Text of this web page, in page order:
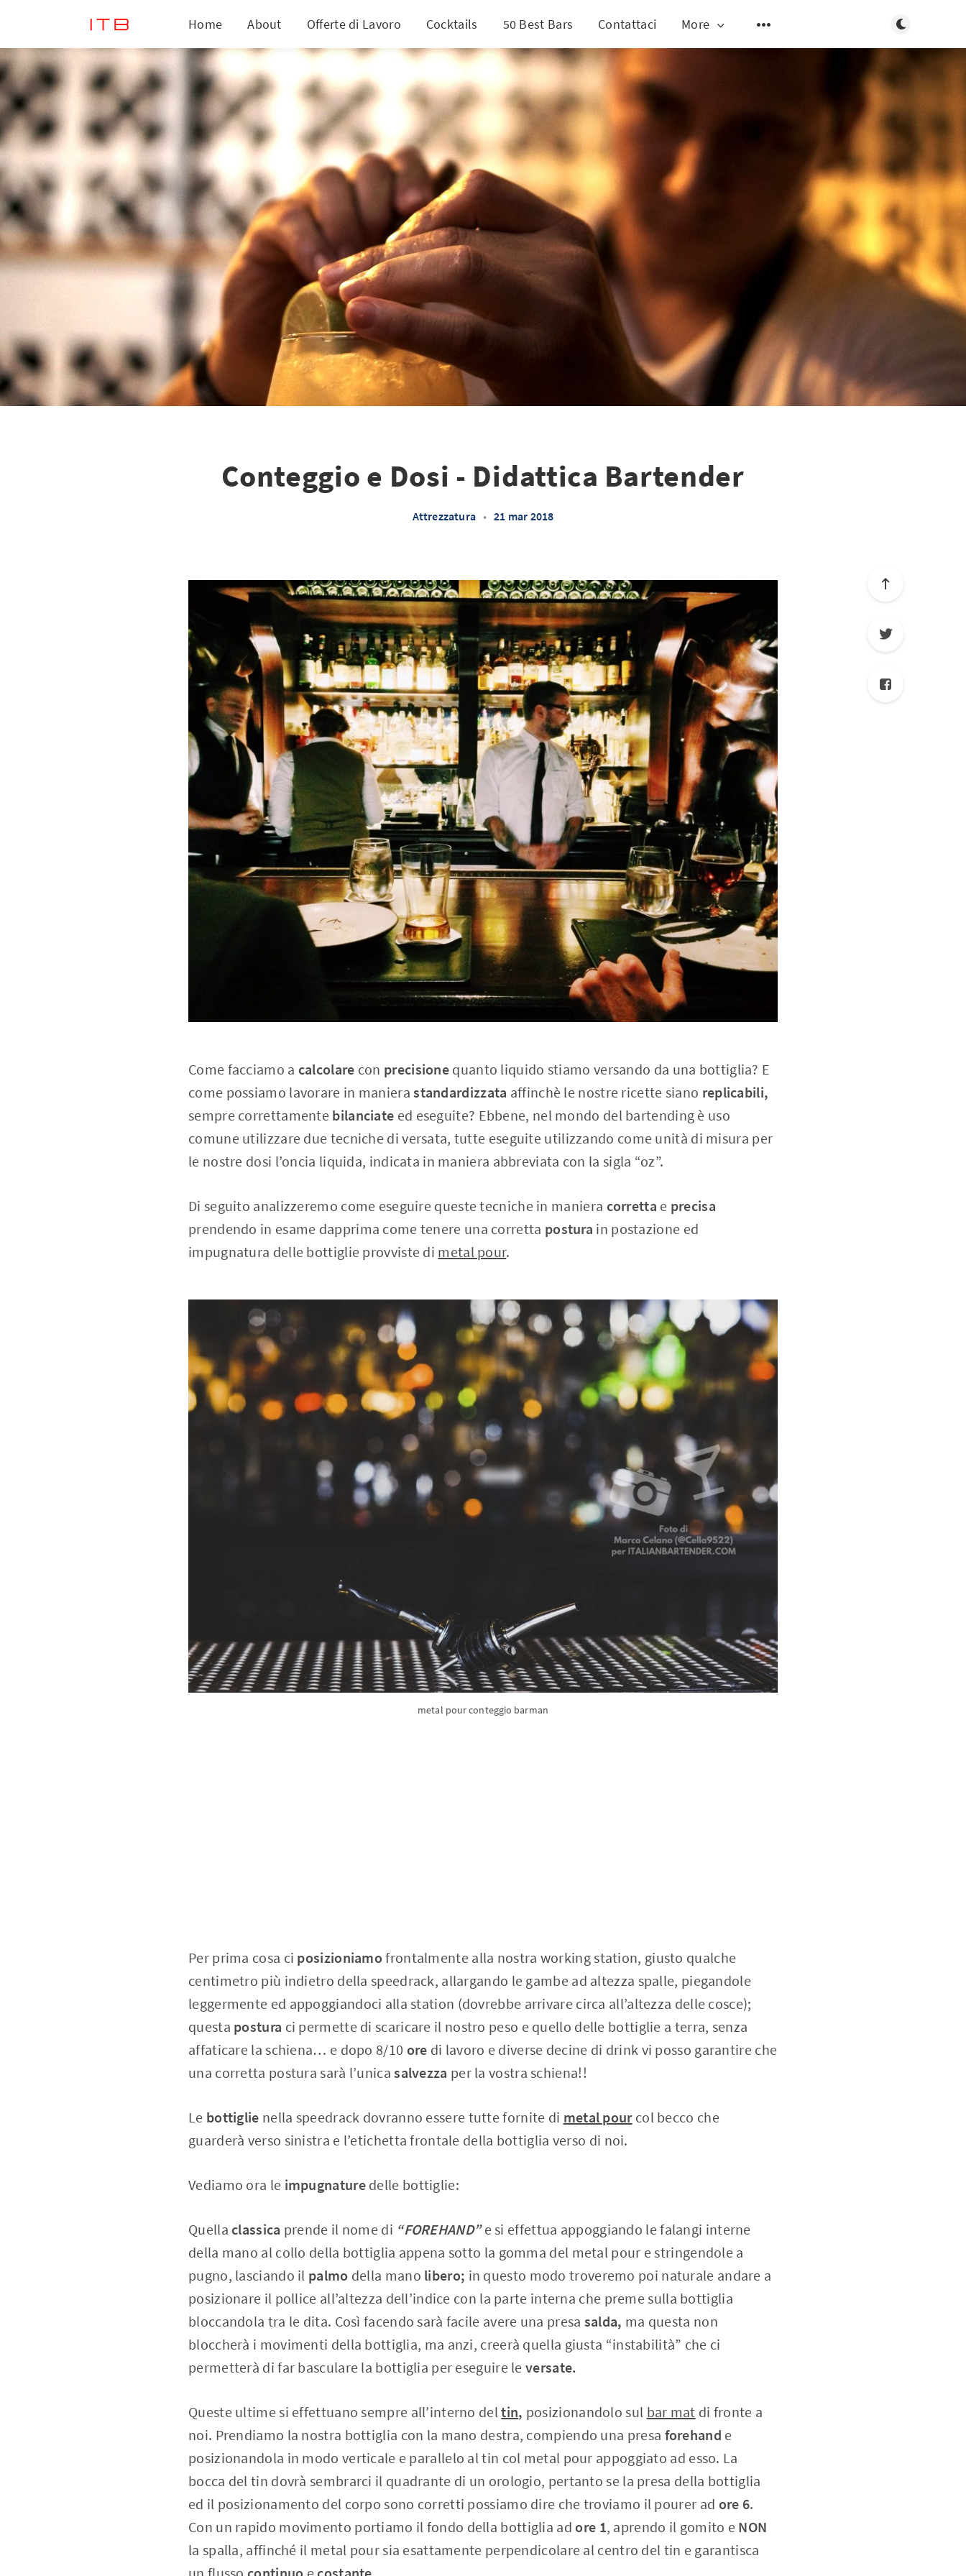
Home About Offerte di Lavoro Cocktails 50 Best Bars Contattaci More Toggle dark
Conteggio e Dosi - Didattica Bartender
Attrezzatura • 21 mar 2018
Come facciamo a calcolare con precisione quanto liquido stiamo versando da una bottiglia? E
come possiamo lavorare in manierastandardizzata affinchè le nostre ricette siano replicabili,
sempre correttamente bilanciate ed eseguite? Ebbene, nel mondo del bartending è uso
comune utilizzare due tecniche di versata, tutte eseguite utilizzando come unità di misura per
le nostre dosi l’oncia liquida, indicata in maniera abbreviata con la sigla “oz”.
Di seguito analizzeremo come eseguire queste tecniche in maniera corretta e precisa
prendendo in esame dapprima come tenere una corretta postura in postazione ed
impugnatura delle bottiglie provviste di metal pour.
metal pour conteggio barman
Per prima cosa ci posizioniamo frontalmente alla nostra working station, giusto qualche
centimetro più indietro della speedrack, allargando le gambe ad altezza spalle, piegandole
leggermente ed appoggiandoci alla station (dovrebbe arrivare circa all’altezza delle cosce);
questa postura ci permette di scaricare il nostro peso e quello delle bottiglie a terra, senza
affaticare la schiena… e dopo 8/10 ore di lavoro e diverse decine di drink vi posso garantire che
una corretta postura sarà l’unicasalvezza per la vostra schiena!!
Le bottiglie nella speedrack dovranno essere tutte fornite di metal pourcol becco che
guarderà verso sinistra e l’etichetta frontale della bottiglia verso di noi.
Vediamo ora le impugnaturedelle bottiglie:
Quellaclassica prende il nome di “FOREHAND”e si effettua appoggiando le falangi interne
della mano al collo della bottiglia appena sotto la gomma del metal pour e stringendole a
pugno, lasciando il palmo della mano libero; in questo modo troveremo poi naturale andare a
posizionare il pollice all’altezza dell’indice con la parte interna che preme sulla bottiglia
bloccandola tra le dita. Così facendo sarà facile avere una presa salda, ma questa non
bloccherà i movimenti della bottiglia, ma anzi, creerà quella giusta “instabilità” che ci
permetterà di far basculare la bottiglia per eseguire leversate.
Queste ultime si effettuano sempre all’interno deltin, posizionandolo sul bar mat di fronte a
noi. Prendiamo la nostra bottiglia con la mano destra, compiendo una presa forehand e
posizionandola in modo verticale e parallelo al tin col metal pour appoggiato ad esso. La
bocca del tin dovrà sembrarci il quadrante di un orologio, pertanto se la presa della bottiglia
ed il posizionamento del corpo sono corretti possiamo dire che troviamo il pourer ad ore 6.
Con un rapido movimento portiamo il fondo della bottiglia adore 1, aprendo il gomito e NON
la spalla, affinché il metal pour sia esattamente perpendicolare al centro del tin e garantisca